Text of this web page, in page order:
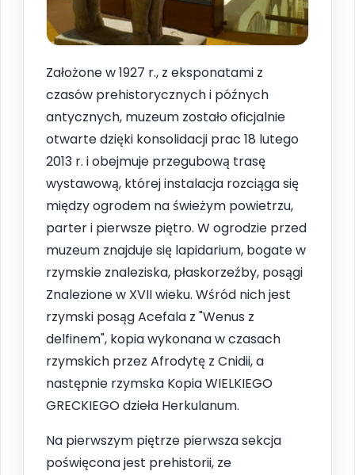
Założone w 1927 r., z eksponatami z
czasów prehistorycznych i późnych
antycznych, muzeum zostało oficjalnie
otwarte dzięki konsolidacji prac 18 lutego
2013 r. i obejmuje przegubową trasę
wystawową, której instalacja rozciąga się
między ogrodem na świeżym powietrzu,
parter i pierwsze piętro. W ogrodzie przed
muzeum znajduje się lapidarium, bogate w
rzymskie znaleziska, płaskorzeźby, posągi
Znalezione w XVII wieku. Wśród nich jest
rzymski posąg Acefala z "Wenus z
delfinem", kopia wykonana w czasach
rzymskich przez Afrodytę z Cnidii, a
następnie rzymska Kopia WIELKIEGO
GRECKIEGO dzieła Herkulanum.
Na pierwszym piętrze pierwsza sekcja
poświęcona jest prehistorii, ze